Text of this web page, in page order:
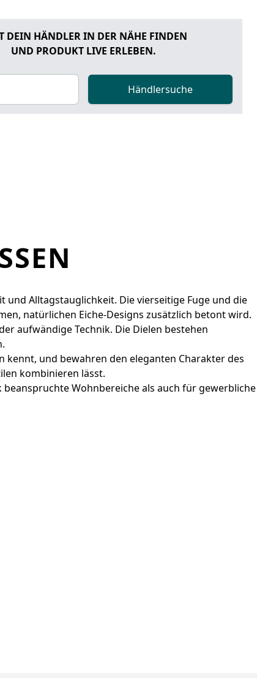
DEIN HÄNDLER IN DER NÄHE FINDEN
UND PRODUKT LIVE ERLEBEN.
Händlersuche
und Alltagstauglichkeit. Die vierseitige Fuge und die
natürlichen Eiche-Designs zusätzlich betont wird.
aufwändige Technik. Die Dielen bestehen
und bewahren den eleganten Charakter des
kombinieren lässt.
Wohnbereiche als auch für gewerbliche